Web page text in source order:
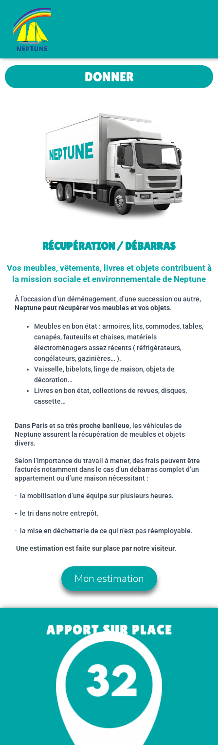
DONNER
RÉCUPÉRATION / DÉBARRAS
Vos meubles, vêtements, livres et objets contribuent à
la mission sociale et environnementale de Neptune
À l’occasion d’un déménagement, d’une succession ou autre,
Neptune peut récupérer vos meubles et vos objets.
Meubles en bon état : armoires, lits, commodes, tables,
canapés, fauteuils et chaises, matériels
électroménagers assez récents ( réfrigérateurs,
congélateurs, gazinières… ).
Vaisselle, bibelots, linge de maison, objets de
décoration…
Livres en bon état, collections de revues, disques,
cassette…
Dans Pariset sa très proche banlieue, les véhicules de
Neptune assurent la récupération de meubles et objets
divers.
Selon l’importance du travail à mener, des frais peuvent être
facturés notamment dans le cas d’un débarras complet d’un
appartement ou d’une maison nécessitant :
- la mobilisation d’une équipe sur plusieurs heures.
- le tri dans notre entrepôt.
- la mise en déchetterie de ce qui n’est pas réemployable.
Une estimation est faite sur place par notre visiteur.
Mon estimation
APPORT SUR PLACE